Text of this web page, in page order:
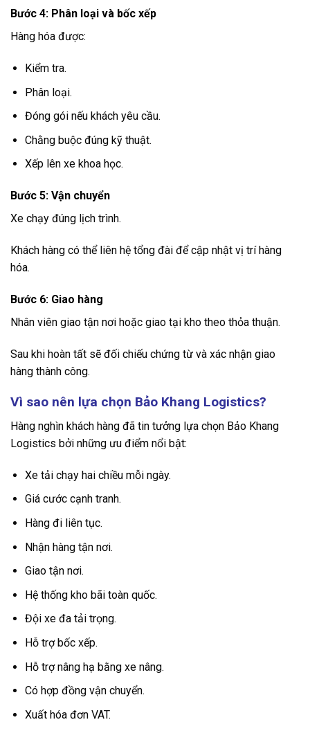
Bước 4: Phân loại và bốc xếp
Hàng hóa được:
Kiểm tra.
Phân loại.
Đóng gói nếu khách yêu cầu.
Chằng buộc đúng kỹ thuật.
Xếp lên xe khoa học.
Bước 5: Vận chuyển
Xe chạy đúng lịch trình.
Khách hàng có thể liên hệ tổng đài để cập nhật vị trí hàng
hóa.
Bước 6: Giao hàng
Nhân viên giao tận nơi hoặc giao tại kho theo thỏa thuận.
Sau khi hoàn tất sẽ đối chiếu chứng từ và xác nhận giao
hàng thành công.
Vì sao nên lựa chọn Bảo Khang Logistics?
Hàng nghìn khách hàng đã tin tưởng lựa chọn Bảo Khang
Logistics bởi những ưu điểm nổi bật:
Xe tải chạy hai chiều mỗi ngày.
Giá cước cạnh tranh.
Hàng đi liên tục.
Nhận hàng tận nơi.
Giao tận nơi.
Hệ thống kho bãi toàn quốc.
Đội xe đa tải trọng.
Hỗ trợ bốc xếp.
Hỗ trợ nâng hạ bằng xe nâng.
Có hợp đồng vận chuyển.
Xuất hóa đơn VAT.